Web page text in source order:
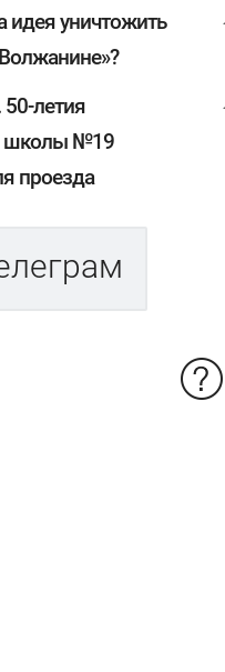
идея уничтожить
50-летия
школы №19
проезда